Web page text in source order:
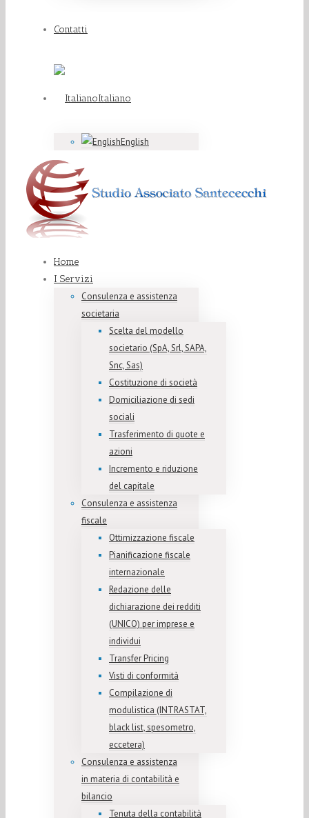
Contatti
Italiano
English
Home
I Servizi
Consulenza e assistenza
societaria
Scelta del modello
societario (SpA, Srl, SAPA,
Snc, Sas)
Costituzione di società
Domiciliazione di sedi
sociali
Trasferimento di quote e
azioni
Incremento e riduzione
del capitale
Consulenza e assistenza
fiscale
Ottimizzazione fiscale
Pianificazione fiscale
internazionale
Redazione delle
dichiarazione dei redditi
(UNICO) per imprese e
individui
Transfer Pricing
Visti di conformità
Compilazione di
modulistica (INTRASTAT,
black list, spesometro,
eccetera)
Consulenza e assistenza
in materia di contabilità e
bilancio
Tenuta della contabilità